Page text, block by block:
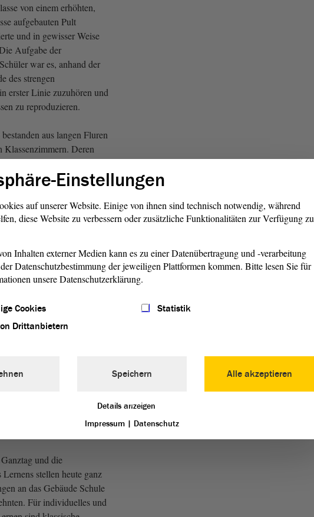
von einem erhöhten,
aufgebauten Pult
und in gewisser Weise
Aufgabe der
war es, anhand der
des strengen
erster Linie zuzuhören und
zu reproduzieren.
aus langen Fluren
Klassenzimmern. Deren
meistens aus
Das passte zur
von Schule und
Gehorsam und Disziplin.
oder, wie es die
Montessori ausdrückte,
großer Trostlosigkeit. Der
Michel Foucault nannte
der
Blick zurück
zu verdeutlichen, wie
darüber ist, wie ein
Schulbau heute
lange praktizierte
abgelöst von
selbstständigem Lernen
und die
stellen heute ganz
an das Gebäude Schule
Für individuelles und
Einstellungen
auf unserer Website. Einige von ihnen sind technisch notwendig, während
diese Website zu verbessern oder zusätzliche Funktionalitäten zur Verfügung zu
Inhalten externer Medien kann es zu einer Datenübertragung und -verarbeitung
Datenschutzbestimmung der jeweiligen Plattformen kommen. Bitte lesen Sie für
unsere Datenschutzerklärung.
Cookies
Statistik
Drittanbietern
Alle akzeptieren
Speichern
Details anzeigen
Impressum | Datenschutz